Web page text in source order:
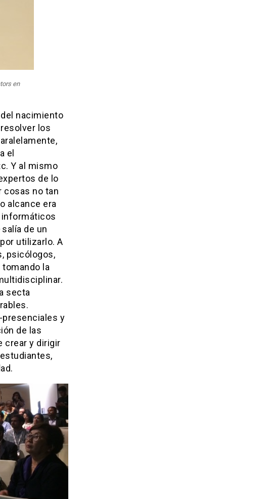
en
nacimiento
los
el
Y al mismo
de lo
cosas no tan
alcance era
salía de un
utilizarlo. A
psicólogos,
la
secta
presenciales y
de las
crear y dirigir